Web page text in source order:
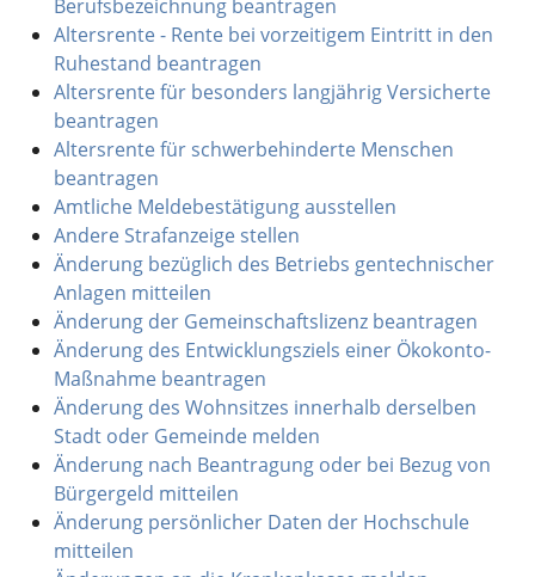
Berufsbezeichnung beantragen
Altersrente - Rente bei vorzeitigem Eintritt in den
Ruhestand beantragen
Altersrente für besonders langjährig Versicherte
beantragen
Altersrente für schwerbehinderte Menschen
beantragen
Amtliche Meldebestätigung ausstellen
Andere Strafanzeige stellen
Änderung bezüglich des Betriebs gentechnischer
Anlagen mitteilen
Änderung der Gemeinschaftslizenz beantragen
Änderung des Entwicklungsziels einer Ökokonto-
Maßnahme beantragen
Änderung des Wohnsitzes innerhalb derselben
Stadt oder Gemeinde melden
Änderung nach Beantragung oder bei Bezug von
Bürgergeld mitteilen
Änderung persönlicher Daten der Hochschule
mitteilen